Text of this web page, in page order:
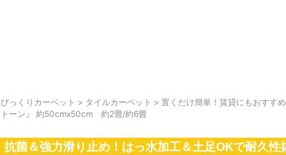
びっくりカーペット > タイルカーペット > 置くだけ簡単！賃貸にもおすす
トーン』 約50cmx50cm 約2畳/約6畳
抗菌＆強力滑り止め！はっ水加工＆土足OKで耐久性